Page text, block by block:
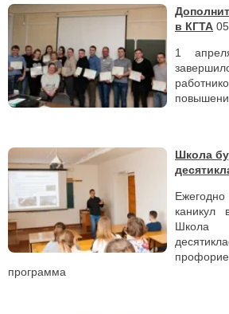
в КГТА
1
Школа
каникул
программа